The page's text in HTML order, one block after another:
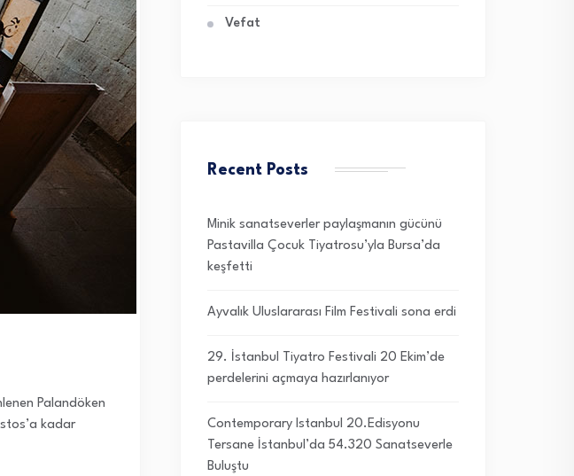
Palandöken
kadar
Vefat
Recent Posts
Minik sanatseverler paylaşmanın gücünü
Pastavilla Çocuk Tiyatrosu’yla Bursa’da
keşfetti
Ayvalık Uluslararası Film Festivali sona erdi
29. İstanbul Tiyatro Festivali 20 Ekim’de
perdelerini açmaya hazırlanıyor
Contemporary Istanbul 20.Edisyonu
Tersane İstanbul’da 54.320 Sanatseverle
Buluştu